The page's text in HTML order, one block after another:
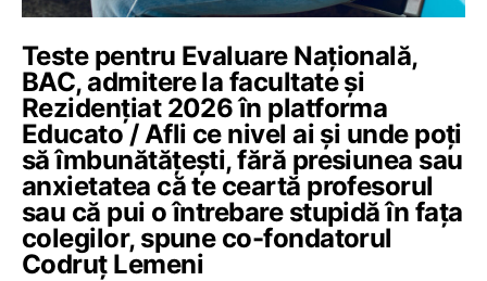
Teste pentru Evaluare Națională,
BAC, admitere la facultate și
Rezidențiat 2026 în platforma
Educato / Afli ce nivel ai și unde poți
să îmbunătățești, fără presiunea sau
anxietatea că te ceartă profesorul
sau că pui o întrebare stupidă în fața
colegilor, spune co-fondatorul
Codruț Lemeni